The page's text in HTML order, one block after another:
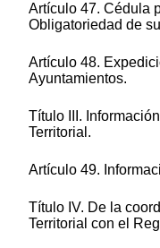
Artículo 47. Cédula
Obligatoriedad de
Artículo 48.
Ayuntamientos.
Título III.
Territorial.
Artículo 49.
Título IV. De la
Territorial con el